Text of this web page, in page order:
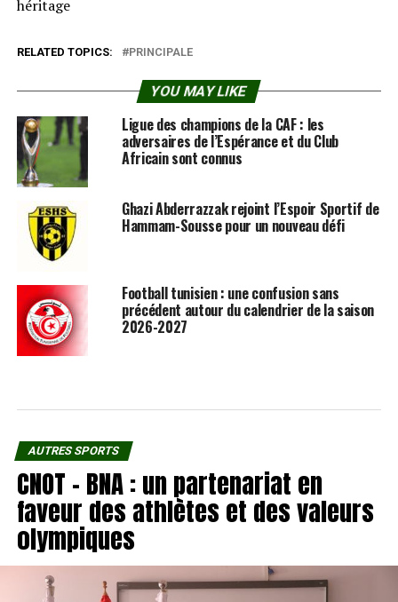
héritage
RELATED TOPICS: PRINCIPALE
YOU MAY LIKE
Ligue des champions de la CAF : les
adversaires de l’Espérance et du Club
Africain sont connus
Ghazi Abderrazzak rejoint l’Espoir Sportif de
Hammam-Sousse pour un nouveau défi
Football tunisien : une confusion sans
précédent autour du calendrier de la saison
2026-2027
AUTRES SPORTS
CNOT – BNA : un partenariat en
faveur des athlètes et des valeurs
olympiques